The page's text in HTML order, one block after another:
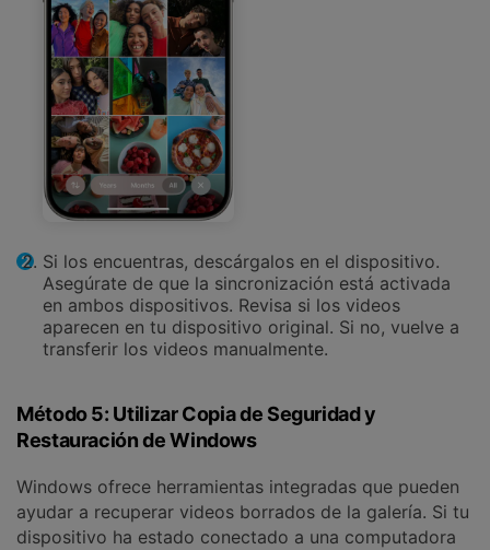
Si los encuentras, descárgalos en el dispositivo.
Asegúrate de que la sincronización está activada
en ambos dispositivos. Revisa si los videos
aparecen en tu dispositivo original. Si no, vuelve a
transferir los videos manualmente.
Método 5: Utilizar Copia de Seguridad y
Restauración de Windows
Windows ofrece herramientas integradas que pueden
ayudar a recuperar videos borrados de la galería. Si tu
dispositivo ha estado conectado a una computadora